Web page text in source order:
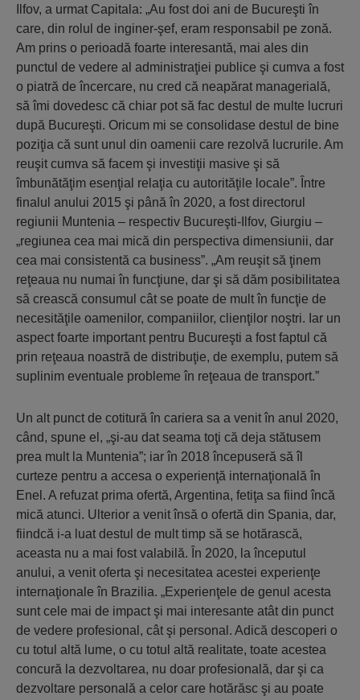
Ilfov, a urmat Capitala: „Au fost doi ani de Bucureşti în
care, din rolul de inginer-şef, eram responsabil pe zonă.
Am prins o perioadă foarte interesantă, mai ales din
punctul de vedere al administraţiei publice şi cumva a fost
o piatră de încercare, nu cred că neapărat managerială,
să îmi dovedesc că chiar pot să fac destul de multe lucruri
după Bucureşti. Oricum mi se consolidase destul de bine
poziţia că sunt unul din oamenii care rezolvă lucrurile. Am
reuşit cumva să facem şi investiţii masive şi să
îmbunătăţim esenţial relaţia cu autorităţile locale”. Între
finalul anului 2015 şi până în 2020, a fost directorul
regiunii Muntenia – respectiv Bucureşti-Ilfov, Giurgiu –
„regiunea cea mai mică din perspectiva dimensiunii, dar
cea mai consistentă ca business”. „Am reuşit să ţinem
reţeaua nu numai în funcţiune, dar şi să dăm posibilitatea
să crească consumul cât se poate de mult în funcţie de
necesităţile oamenilor, companiilor, clienţilor noştri. Iar un
aspect foarte important pentru Bucureşti a fost faptul că
prin reţeaua noastră de distribuţie, de exemplu, putem să
suplinim eventuale probleme în reţeaua de transport.”
Un alt punct de cotitură în cariera sa a venit în anul 2020,
când, spune el, „şi-au dat seama toţi că deja stătusem
prea mult la Muntenia”; iar în 2018 începuseră să îl
curteze pentru a accesa o experienţă internaţională în
Enel. A refuzat prima ofertă, Argentina, fetiţa sa fiind încă
mică atunci. Ulterior a venit însă o ofertă din Spania, dar,
fiindcă i-a luat destul de mult timp să se hotărască,
aceasta nu a mai fost valabilă. În 2020, la începutul
anului, a venit oferta şi necesitatea acestei experienţe
internaţionale în Brazilia. „Experienţele de genul acesta
sunt cele mai de impact şi mai interesante atât din punct
de vedere profesional, cât şi personal. Adică descoperi o
cu totul altă lume, o cu totul altă realitate, toate acestea
concură la dezvoltarea, nu doar profesională, dar şi ca
dezvoltare personală a celor care hotărăsc şi au poate